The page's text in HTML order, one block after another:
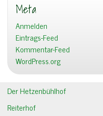
Meta
Anmelden
Eintrags-Feed
Kommentar-Feed
WordPress.org
Der Hetzenbühlhof
Reiterhof